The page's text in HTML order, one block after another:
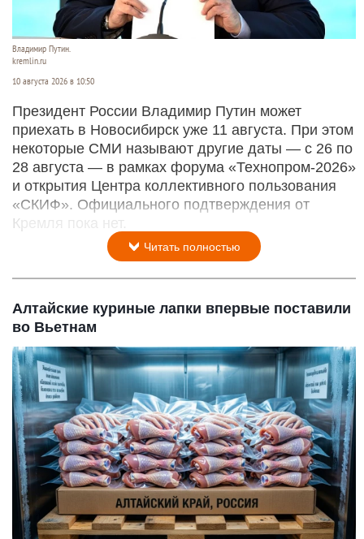
Владимир Путин.
kremlin.ru
10 августа 2026 в 10:50
Президент России Владимир Путин может
приехать в Новосибирск уже 11 августа. При этом
некоторые СМИ называют другие даты — с 26 по
28 августа — в рамках форума «Технопром-2026»
и открытия Центра коллективного пользования
«СКИФ». Официального подтверждения от
Кремля пока нет.
Читать полностью
Алтайские куриные лапки впервые поставили
во Вьетнам